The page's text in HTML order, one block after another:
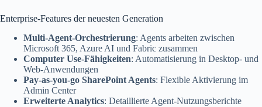
Enterprise-Features der neuesten Generation
Multi-Agent-Orchestrierung: Agents arbeiten zwischen
Microsoft 365, Azure AI und Fabric zusammen
Computer Use-Fähigkeiten: Automatisierung in Desktop- und
Web-Anwendungen
Pay-as-you-go SharePoint Agents: Flexible Aktivierung im
Admin Center
Erweiterte Analytics: Detaillierte Agent-Nutzungsberichte